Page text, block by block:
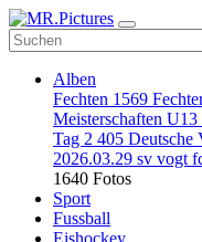
Alben
Fechten 1569
Meisterschaften U13
Tag 2 405 Deutsche
2026.03.29 sv vogt
1640 Fotos
Sport
Fussball
Eishockey